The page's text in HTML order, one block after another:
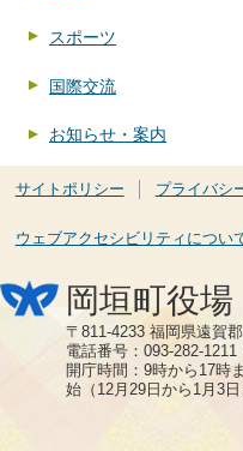
スポーツ
国際交流
お知らせ・案内
サイトポリシー プライバシ
ウェブアクセシビリティについ
岡垣町役場
〒811-4233 福岡県遠賀
電話番号：093-282-
開庁時間：9時から17時
始（12月29日から1月3日